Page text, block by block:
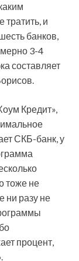
тратить, и
банков,
3-4
составляет
Кредит»,
СКБ-банк, у
тоже не
ни разу не
процент,